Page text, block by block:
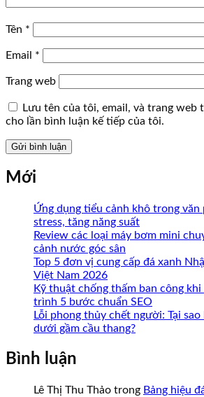
Tên *
Email *
Trang web
Lưu tên của tôi, email, và trang web
cho lần bình luận kế tiếp của tôi.
Mới
Ứng dụng tiểu cảnh khô trong văn
stress, tăng năng suất
Review các loại máy bơm mini
cảnh nước góc sân
Top 5 đơn vị cung cấp đá xanh
Việt Nam 2026
Kỹ thuật chống thấm ban công
trình 5 bước chuẩn SEO
Lỗi phong thủy chết người: Tại
dưới gầm cầu thang?
Bình luận
Lê Thị Thu Thảo trong Bảng hiệu